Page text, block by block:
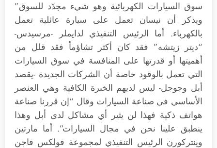
سوق السيارات الكهربائية وهو شيء مجدّد للسوق”
ويذكر أن نيسان تعمل على سيارة عائلية تعمل
بالكهرباء. أما الرئيس التنفيذي لدايملر -مرسيدس-
“ديتر زيتشه” فقد كان أكثر تشاؤماً فقد قلل من
أهميتها أو قدرتها على المنافسة في سوق السيارات
التي تعمل بالوقود خاصة أن الشركات الجديدة -يقصد
أبل وجوجل- ليس لديهم الخبرة الكافية وهي العنصر
الأساسي في صناعة السيارات وقال “إن قررنا صناعة
هواتف ذكية فهذا لن يثير أي مشاكل لدى أبل وهذا
ينطبق علينا نحن في مجال السيارات”. أما مارتين
وينتركورن الرئيس التنفيذي لمجموعة فولكس فاجن